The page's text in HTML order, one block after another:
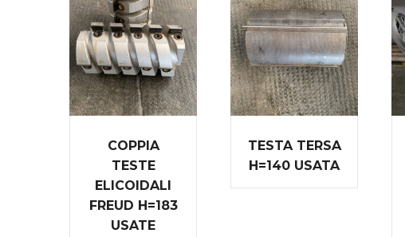
COPPIA
TESTE
ELICOIDALI
FREUD H=183
USATE
TESTA TERSA
H=140 USATA